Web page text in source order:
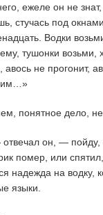
ежеле он не
стучась под
Водки
тушонки
авось не прогонит,
понятное дело,
он, — пойду,
помер, или
надежда на водку,
языки.